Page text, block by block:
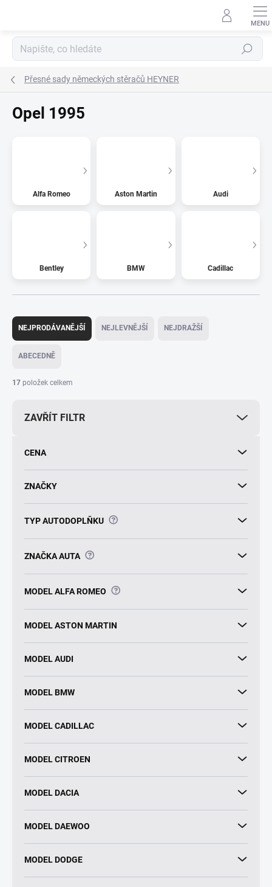
Hledat
Přesné sady německých stěračů HEYNER
Opel 1995
Alfa Romeo Aston Martin Audi
Bentley BMW Cadillac
Ř
z
í
NEJPRODÁVANĚJŠÍ NEJLEVNĚJŠÍ NEJDRAŽŠÍ
ABECEDNĚ
17 položek celkem
ZAVŘÍT FILTR
CENA
ZNAČKY
TYP AUTODOPLŇKU ?
ZNAČKA AUTA ?
MODEL ALFA ROMEO ?
MODEL ASTON MARTIN
MODEL AUDI
MODEL BMW
MODEL CADILLAC
MODEL CITROEN
MODEL DACIA
MODEL DAEWOO
MODEL DODGE